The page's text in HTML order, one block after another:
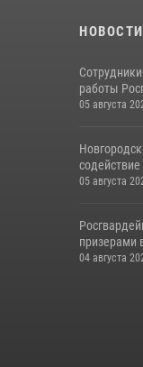
НОВОСТИ
работы
05 августа
05 августа
призерами
04 августа